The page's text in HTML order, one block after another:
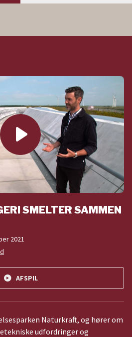
SMELTER SAMMEN
2021
play_circle AFSPIL
Naturkraft, og hører om
udfordringer og
play_arrow